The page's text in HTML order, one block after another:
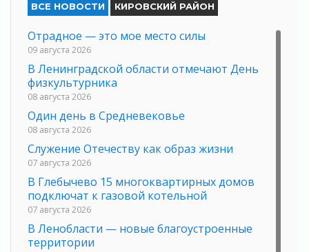
ВСЕ НОВОСТИ КИРОВСКИЙ РАЙОН
Отрадное — это мое место силы
09 августа 2026
В Ленинградской области отмечают День
физкультурника
08 августа 2026
Один день в Средневековье
08 августа 2026
Служение Отечеству как образ жизни
07 августа 2026
В Глебычево 15 многоквартирных домов
подключат к газовой котельной
07 августа 2026
В Ленобласти — новые благоустроенные
территории